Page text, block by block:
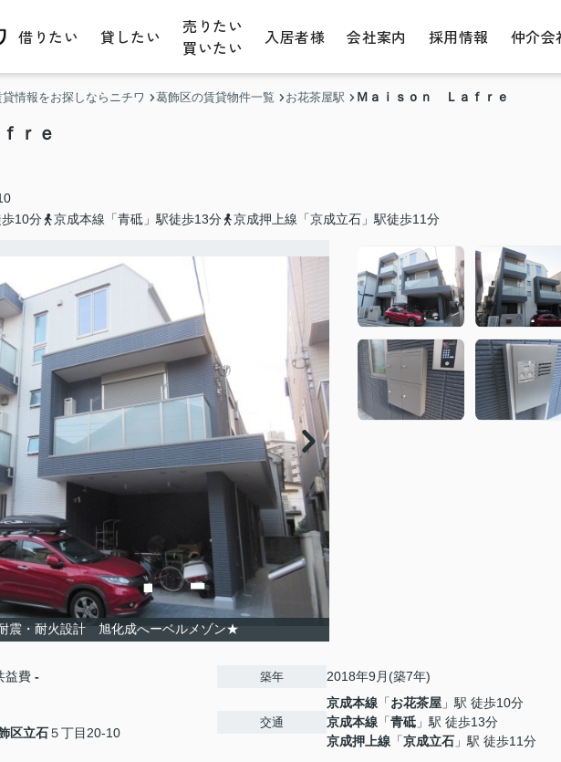
借りたい 貸したい
売りたい
買いたい
入居者様 会社案内 採用情報 仲介会
情報をお探しならニチワ 葛飾区の賃貸物件一覧 お花茶屋駅 Ｍａｉｓｏｎ Ｌａｆｒｅ
ｒｅ
10分
京成本線「青砥」駅徒歩13分 京成押上線「京成立石」駅徒歩11分
震・耐火設計 旭化成へーベルメゾン★
益費 -
区立石５丁目20-10
築年 2018年9月(築7年)
交通
京成本線 「お花茶屋 」駅 徒歩10分
京成本線 「青砥 」駅 徒歩13分
京成押上線 「京成立石 」駅 徒歩11分